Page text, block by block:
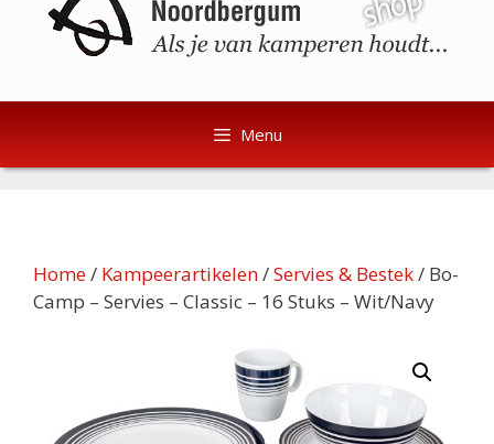
Menu
Home/ Kampeerartikelen/Servies & Bestek/ Bo-
Camp – Servies – Classic – 16 Stuks – Wit/Navy